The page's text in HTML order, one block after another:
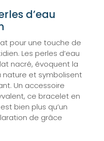
d’eau
pour une touche de
Les perles d’eau
nacré, évoquent la
et symbolisent
Un accessoire
ce bracelet en
bien plus qu’un
de grâce